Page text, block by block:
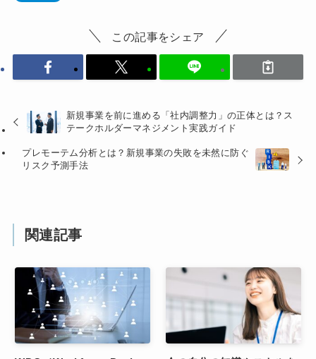
この記事をシェア
新規事業を前に進める「社内調整力」の正体とは？ス
テークホルダーマネジメント実践ガイド
プレモーテム分析とは？新規事業の失敗を未然に防ぐ
リスク予測手法
関連記事